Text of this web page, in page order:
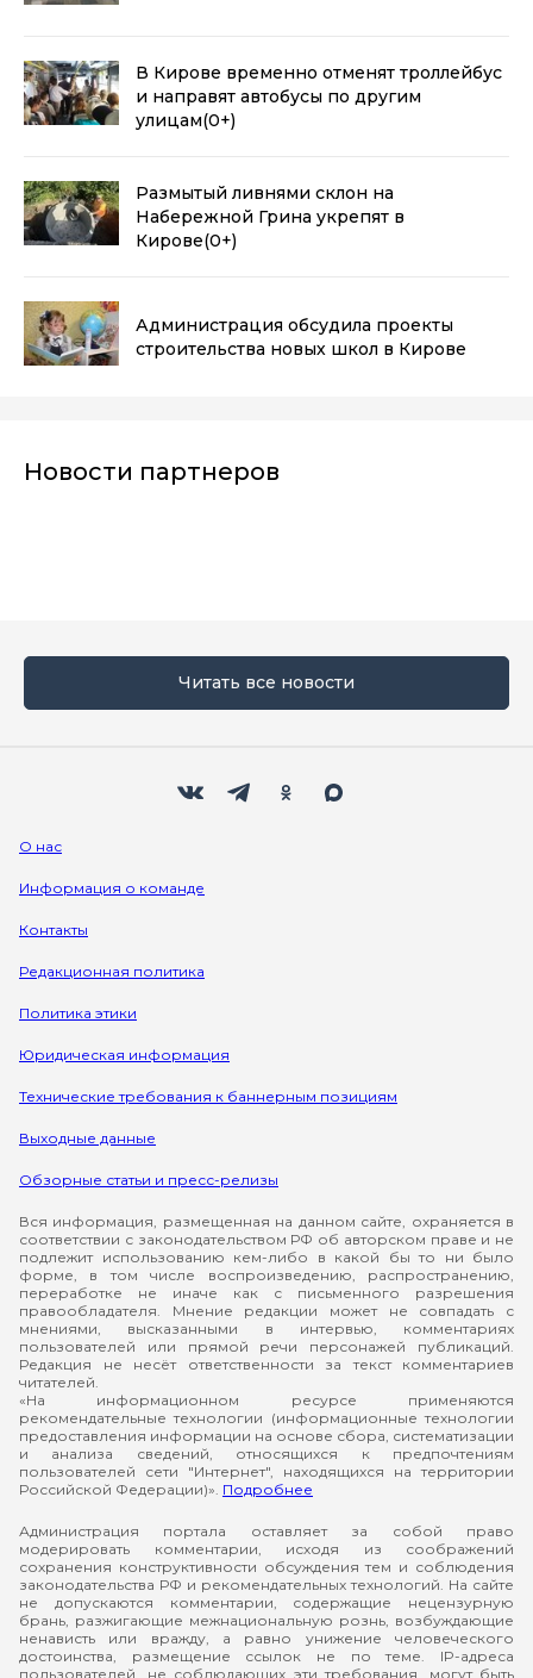
В Кирове временно отменят троллейбус
и направят автобусы по другим
улицам(0+)
Размытый ливнями склон на
Набережной Грина укрепят в
Кирове(0+)
Администрация обсудила проекты
строительства новых школ в Кирове
Новости партнеров
Читать все новости
О нас
Информация о команде
Контакты
Редакционная политика
Политика этики
Юридическая информация
Технические требования к баннерным позициям
Выходные данные
Обзорные статьи и пресс-релизы
Вся информация, размещенная на данном сайте, охраняется в
соответствии с законодательством РФ об авторском праве и не
подлежит использованию кем-либо в какой бы то ни было
форме, в том числе воспроизведению, распространению,
переработке не иначе как с письменного разрешения
правообладателя. Мнение редакции может не совпадать с
мнениями, высказанными в интервью, комментариях
пользователей или прямой речи персонажей публикаций.
Редакция не несёт ответственности за текст комментариев
читателей.
«На информационном ресурсе применяются
рекомендательные технологии (информационные технологии
предоставления информации на основе сбора, систематизации
и анализа сведений, относящихся к предпочтениям
пользователей сети "Интернет", находящихся на территории
Российской Федерации)». Подробнее
Администрация портала оставляет за собой право
модерировать комментарии, исходя из соображений
сохранения конструктивности обсуждения тем и соблюдения
законодательства РФ и рекомендательных технологий. На сайте
не допускаются комментарии, содержащие нецензурную
брань, разжигающие межнациональную рознь, возбуждающие
ненависть или вражду, а равно унижение человеческого
достоинства, размещение ссылок не по теме. IP-адреса
пользователей, не соблюдающих эти требования, могут быть